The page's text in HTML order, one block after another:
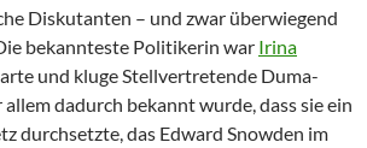
Diskutanten – und zwar überwiegend
bekannteste Politikerin war Irina
und kluge Stellvertretende Duma-
dadurch bekannt wurde, dass sie ein
durchsetzte, das Edward Snowden im